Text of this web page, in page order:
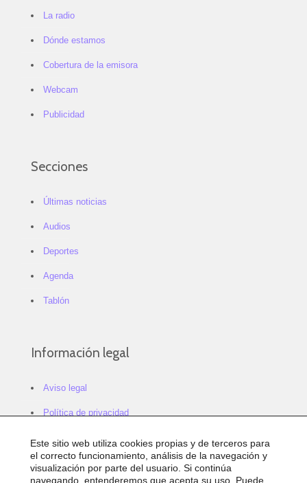
La radio
Dónde estamos
Cobertura de la emisora
Webcam
Publicidad
Secciones
Últimas noticias
Audios
Deportes
Agenda
Tablón
Información legal
Aviso legal
Política de privacidad
Política de cookies
Configurar cookies
Este sitio web utiliza cookies propias y de terceros para
el correcto funcionamiento, análisis de la navegación y
visualización por parte del usuario. Si continúa
navegando, entenderemos que acepta su uso. Puede